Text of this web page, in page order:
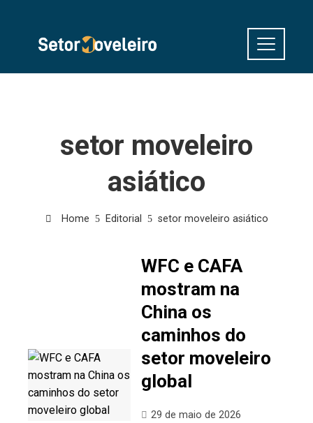
setor moveleiro
asiático
Home Editorial setor moveleiro asiático
WFC e CAFA
mostram na
China os
caminhos do
setor moveleiro
global
29 de maio de 2026